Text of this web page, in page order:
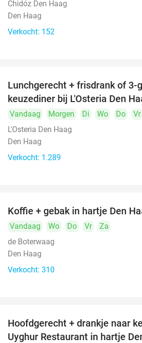
Chidóz Den Haag
Den Haag
Verkocht: 152
Lunchgerecht + frisdrank of 3-
keuzediner bij L'Osteria Den
Vandaag Morgen Di Wo Do
Vr
L'Osteria Den Haag
Den Haag
Verkocht: 1.289
Koffie + gebak in hartje Den
Vandaag Wo Do Vr
Za
de Boterwaag
Den Haag
Verkocht: 310
Hoofdgerecht + drankje naar
Uyghur Restaurant in hartje